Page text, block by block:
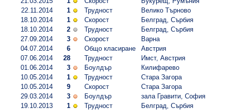
22.11.2014
1 Трудност
Велико Търново
18.10.2014
1 Скорост
Белград, Сърбия
18.10.2014
2 Трудност
Белград, Сърбия
27.09.2014
3 Скорост
Варна
04.07.2014
6 Общо класиране
Австрия
07.06.2014
28 Трудност
Имст, Австрия
01.06.2014
3 Боулдър
Килифарево
10.05.2014
1 Трудност
Стара Загора
10.05.2014
9 Скорост
Стара Загора
29.03.2014
3 Боулдър
зала Гравити, София
19.10.2013
1 Трудност
Белград, Сърбия